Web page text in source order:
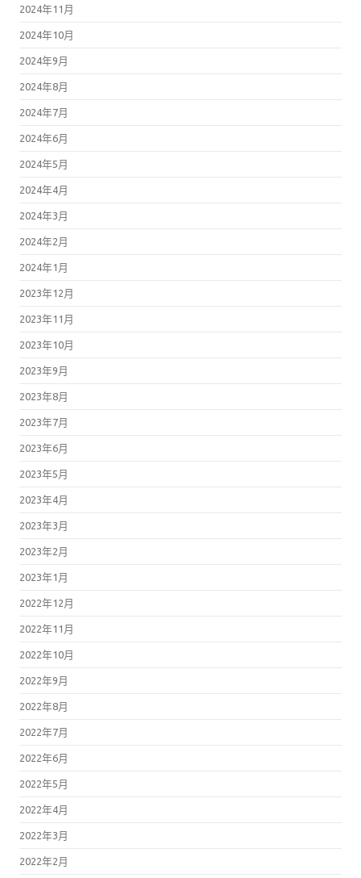
2024年11月
2024年10月
2024年9月
2024年8月
2024年7月
2024年6月
2024年5月
2024年4月
2024年3月
2024年2月
2024年1月
2023年12月
2023年11月
2023年10月
2023年9月
2023年8月
2023年7月
2023年6月
2023年5月
2023年4月
2023年3月
2023年2月
2023年1月
2022年12月
2022年11月
2022年10月
2022年9月
2022年8月
2022年7月
2022年6月
2022年5月
2022年4月
2022年3月
2022年2月